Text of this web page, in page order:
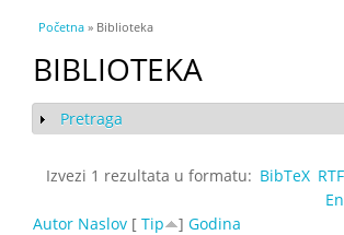
You are here
Početna » Biblioteka
BIBLIOTEKA
Show
Pretraga
Izvezi 1 rezultata u formatu: BibTeX RTF
Autor Naslov [ Tip ] Godina